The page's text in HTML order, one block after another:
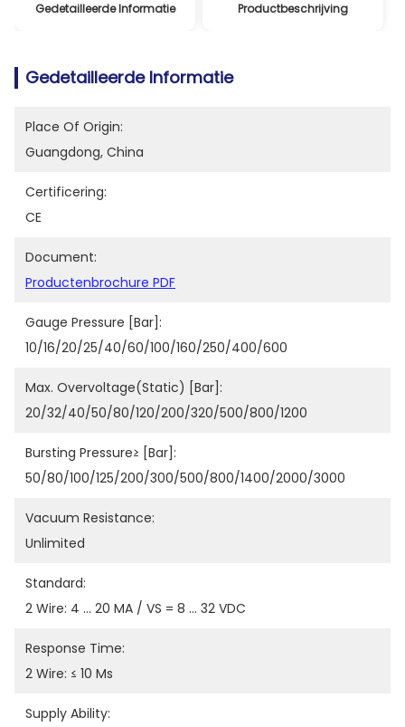
Gedetailleerde Informatie Productbeschrijving
Gedetailleerde Informatie
Place Of Origin:
Guangdong, China
Certificering:
CE
Document:
Productenbrochure PDF
Gauge Pressure [bar]:
10/16/20/25/40/60/100/160/250/400/600
Max. Overvoltage(static) [bar]:
20/32/40/50/80/120/200/320/500/800/1200
Bursting Pressure≥ [bar]:
50/80/100/125/200/300/500/800/1400/2000/3000
Vacuum Resistance:
Unlimited
Standard:
2 Wire: 4 ... 20 MA / VS = 8 ... 32 VDC
Response Time:
2 Wire: ≤ 10 Ms
Supply Ability: